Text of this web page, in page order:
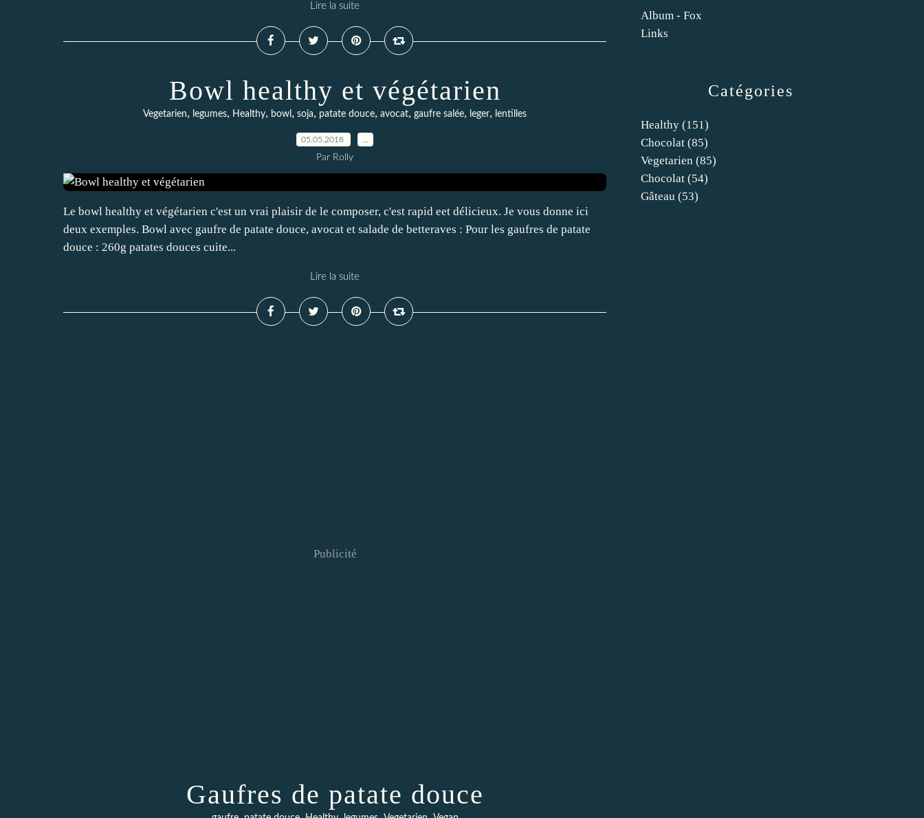
Lire la suite
Bowl healthy et végétarien
Vegetarien, legumes, Healthy, bowl , soja, patate douce, avocat, gaufre salée, leger, lentilles
05.05.2018
Par Rolly
Le bowl healthy et végétarien c'est un vrai plaisir de le composer, c'est rapid eet délicieux. Je vous donne ici
deux exemples. Bowl avec gaufre de patate douce, avocat et salade de betteraves : Pour les gaufres de patate
douce : 260g patates douces cuite...
Lire la suite
Publicité
Gaufres de patate douce
Catégories
Healthy (151)
Chocolat (85)
Vegetarien (85)
Chocolat (54)
Gâteau (53)
Album - Fox
Links